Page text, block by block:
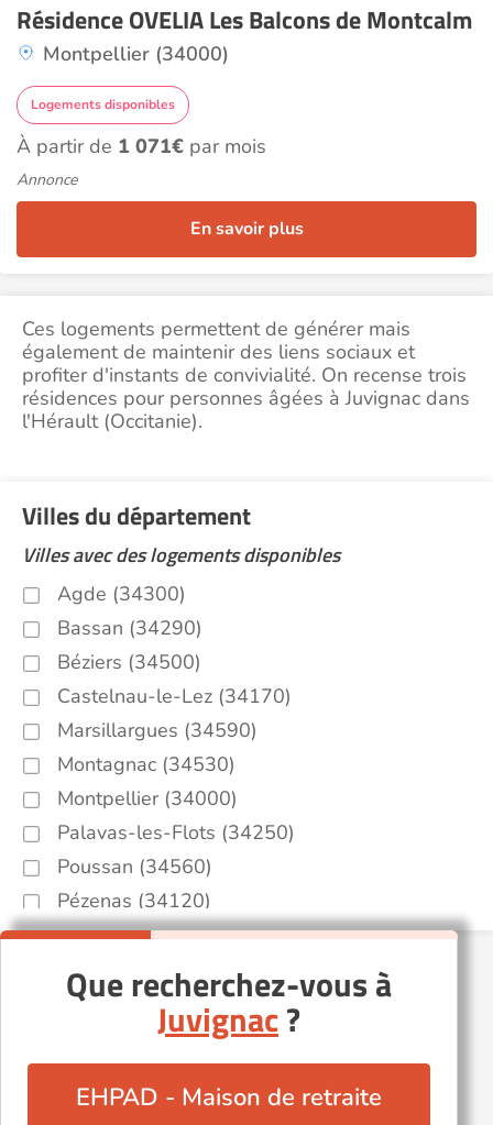
Résidence OVELIA Les Balcons de Montcalm
Montpellier (34000)
Logements disponibles
À partir de 1 071€ par mois
Annonce
En savoir plus
Ces logements permettent de générer mais
également de maintenir des liens sociaux et
profiter d'instants de convivialité. On recense trois
résidences pour personnes âgées à Juvignac dans
l'Hérault (Occitanie).
Villes du département
Villes avec des logements disponibles
Agde (34300)
Bassan (34290)
Béziers (34500)
Castelnau-le-Lez (34170)
Marsillargues (34590)
Montagnac (34530)
Montpellier (34000)
Palavas-les-Flots (34250)
Poussan (34560)
Pézenas (34120)
Saint-Jean-de-Védas (34430)
Sète (34200)
Valras-Plage (34350)
Autres villes du département
Gigean (34770)
Lamalou-les-Bains (34240)
Que recherchez-vous à
Juvignac?
EHPAD - Maison de retraite